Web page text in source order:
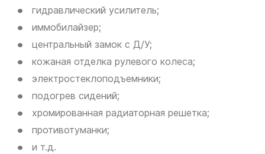
гидравлический усилитель;
иммобилайзер;
центральный замок с Д/У;
кожаная отделка рулевого колеса;
электростеклоподъемники;
подогрев сидений;
хромированная радиаторная решетка;
противотуманки;
и т.д.